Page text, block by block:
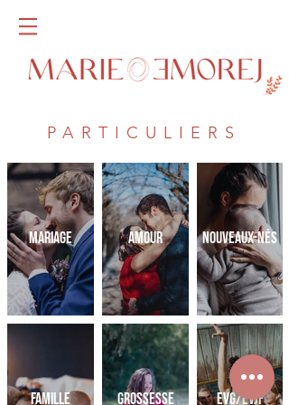
PARTICULIERS
MARIAGE AMOUR NOUVEAUX-NÉS
FAMILLE GROSSESSE EVG/EVJF